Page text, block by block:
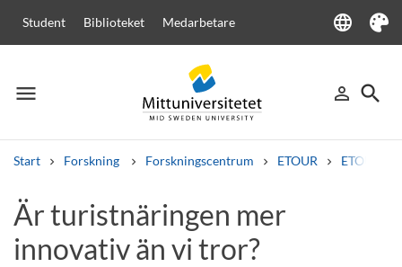
Student Biblioteket Medarbetare language
Language
Tema
menu
Meny person_outline
Logga in
search
Sök
Start Forskning Forskningscentrum ETOUR ETOURs
Sök
Andra söktjänster
Kurser och program Kursplaner Välkomstbrev
Är turistnäringen mer
innovativ än vi tror?